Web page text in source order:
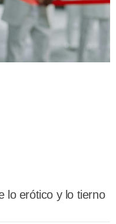
lo erótico y lo tierno